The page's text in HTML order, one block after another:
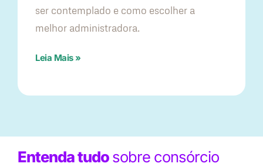
ser contemplado e como escolher a
melhor administradora.
Leia Mais »
Entenda tudosobre consórcio